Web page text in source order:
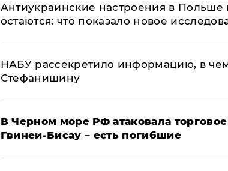
Антиукраинские настроения в Польше
остаются: что показало новое
НАБУ рассекретило информацию, в
Стефанишину
В Черном море РФ атаковала
Гвинеи-Бисау – есть погибшие